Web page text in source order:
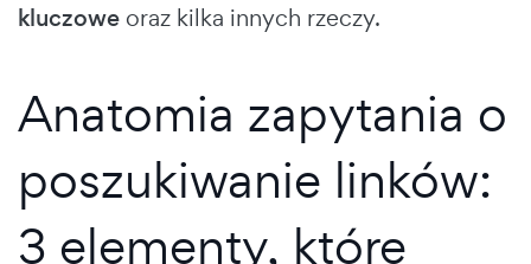
kluczowe oraz kilka innych rzeczy.
Anatomia zapytania o
poszukiwanie linków:
3 elementy, które